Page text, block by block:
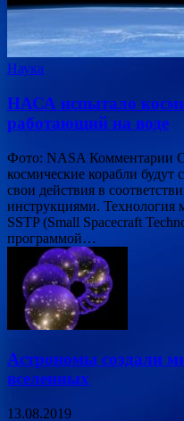
Наука
НАСА испытало
работающий на воде
Фото: NASA Комментарии
космические корабли будут
свои действия в
инструкциями. Технология
SSTP (Small Spacecraft
программой…
Астрономы создали
вселенных
13.08.2019